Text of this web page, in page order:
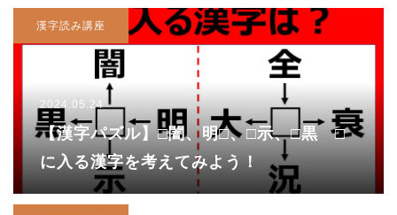
漢字読み講座
2024.05.24
【漢字パズル】□闇、明□、□示、□黒 □
に入る漢字を考えてみよう！